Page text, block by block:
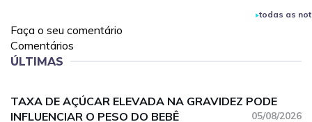
todas as
Faça o seu comentário
Comentários
ÚLTIMAS
TAXA DE AÇÚCAR ELEVADA NA GRAVIDEZ PODE
INFLUENCIAR O PESO DO BEBÊ
05/08/2026